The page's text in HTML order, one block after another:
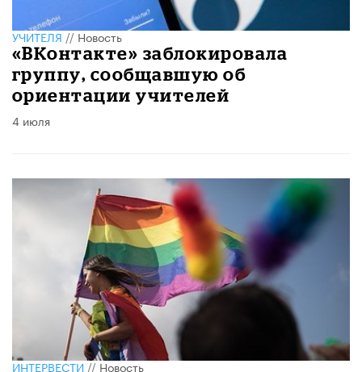
УЧИТЕЛЯ//Новость
«ВКонтакте» заблокировала
группу, сообщавшую об
ориентации учителей
4 июля
ИНТЕРВЕСТИ//Новость